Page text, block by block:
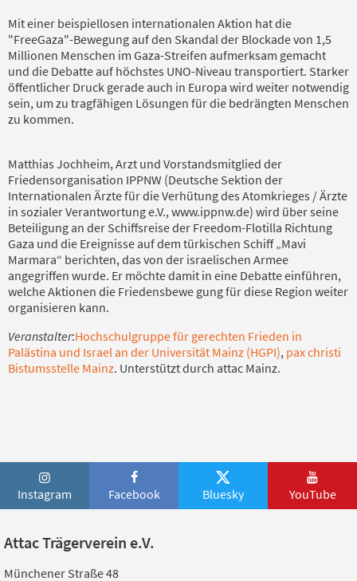
Mit einer beispiellosen internationalen Aktion hat die
"FreeGaza"-Bewegung auf den Skandal der Blockade von 1,5
Millionen Menschen im Gaza-Streifen aufmerksam gemacht
und die Debatte auf höchstes UNO-Niveau transportiert. Starker
öffentlicher Druck gerade auch in Europa wird weiter notwendig
sein, um zu tragfähigen Lösungen für die bedrängten Menschen
zu kommen.
Matthias Jochheim, Arzt und Vorstandsmitglied der
Friedensorganisation IPPNW (Deutsche Sektion der
Internationalen Ärzte für die Verhütung des Atomkrieges / Ärzte
in sozialer Verantwortung e.V., www.ippnw.de) wird über seine
Beteiligung an der Schiffsreise der Freedom-Flotilla Richtung
Gaza und die Ereignisse auf dem türkischen Schiff „Mavi
Marmara“ berichten, das von der israelischen Armee
angegriffen wurde. Er möchte damit in eine Debatte einführen,
welche Aktionen die Friedensbewe gung für diese Region weiter
organisieren kann.
Veranstalter:Hochschulgruppe für gerechten Frieden in
Palästina und Israel an der Universität Mainz (HGPI), pax christi
Bistumsstelle Mainz. Unterstützt durch attac Mainz.
Instagram Facebook Bluesky YouTube
Attac Trägerverein e.V.
Münchener Straße 48